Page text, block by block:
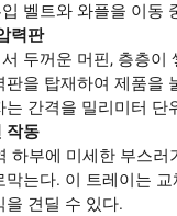
벨트와 와플을 이동
력판
두꺼운 머핀, 층층
을 탑재하여 제품을
간격을 밀리미터
작동
하부에 미세한 부스
는다. 이 트레이는
을 견딜 수 있다.